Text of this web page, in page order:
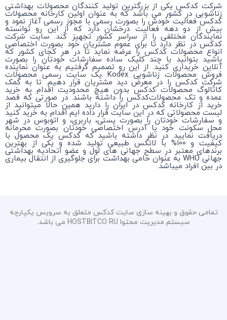
شرکت کدکس یکی از بزرگترین تولید کنندگان محصولات بهداشتی
زناشویی در کشور می باشد که به عنوان اولین کارخانه محصولات
کدکس فعالیت خودش را بصورت رسمی با مجوز رسمی آغاز نمود و
بیش از دو دهه فعالیت درخشان دارد که از این رو توانسته
نمایندگان مختلفی را از سراسر کشور تجهیز کند. سایت شرکت
کدکس در نظر دارد تا برای عموم مشتریان خود بصورت اختصاصی
انواع محصولات کدکس را عرضه نماید تا در هر کجای کشور که
باشید بتوانید با چند کلیک ساده سفارشات خودتان را بصورت
آنلاین خریداری کنید. از این رو تصمیم گرفتیم به عنوان نماینده
فروش محصولات زناشویی Kodex یک سایت رسمی محصولات
شرکت کدکس را در معرض دید مشتریان قرار دهیم. تا به کمک
کاتالوگ محصولات کدکس بدون هیچ محدودیت اقدام به خرید
عمده و تک محصولات‌کدکس را داشته باشند. در صورتی که قصد
خرید از کارخانه کدکس در ایران را دارید همین حالا میتوانید از
لیست محصولاتی که در این سایت قرار داده ایم اقدام به خرید کنید
و سفارشات خودتان را بصورت پستی، باربری، و اتوبوس در شهر
محل سکونت خود یا آدرس اختصاصی خودتان بصورت محرمانه
دریافت نمایید. در نظر داشته باشید که کدکس یک محصول با
کیفیت و 100% با لاتکس طبیعی تولید شده و یکی از بهترین
برندهای معتبر در سطح جهانی های لول و عضو اتحادیه بهداشتی
جهانی WHO به عنوان حامی بهداشت برای جلوگیری از انتقال بیماری
در بین افراد میباشد.
تمامی حقوق و بهینه سازی سایت کدکس متعلق به سرویس یکپارچه
سیستم مدیریت محتوا HOSTBITCO RU می باشد.